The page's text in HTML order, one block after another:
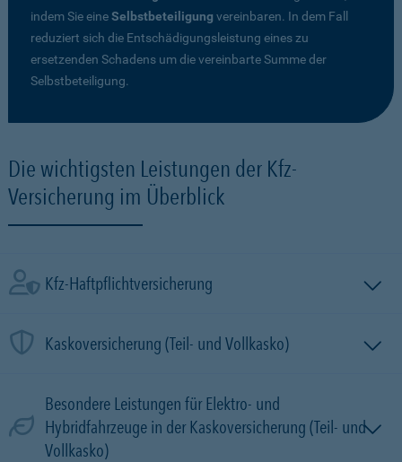
indem Sie eineSelbstbeteiligung vereinbaren. In dem Fall
reduziert sich die Entschädigungsleistung eines zu
ersetzenden Schadens um die vereinbarte Summe der
Selbstbeteiligung.
Die wichtigsten Leistungen der Kfz-
Versicherung im Überblick
Kfz-Haftpflichtversicherung
Kaskoversicherung (Teil- und Vollkasko)
Besondere Leistungen für Elektro- und
Hybridfahrzeuge in der Kaskoversicherung (Teil- und
Vollkasko)